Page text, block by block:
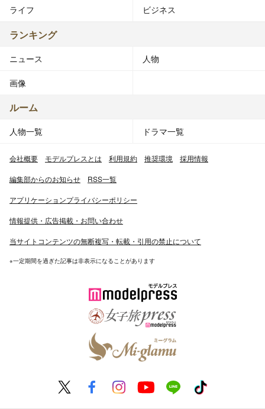
ライフ ビジネス
ランキング
ニュース 人物
画像
ルーム
人物一覧 ドラマ一覧
会社概要 モデルプレスとは 利用規約 推奨環境 採用情報
編集部からのお知らせ RSS一覧
アプリケーションプライバシーポリシー
情報提供・広告掲載・お問い合わせ
当サイトコンテンツの無断複写・転載・引用の禁止について
※一定期間を過ぎた記事は非表示になることがあります